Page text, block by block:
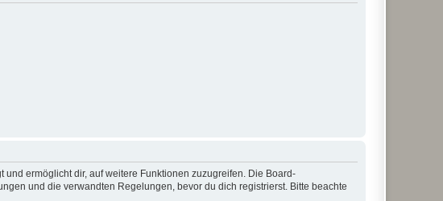
ermöglicht dir, auf weitere Funktionen zuzugreifen. Die Board-
und die verwandten Regelungen, bevor du dich registrierst. Bitte beachte